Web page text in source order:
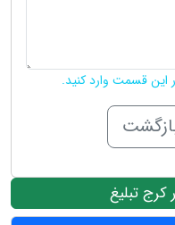
قسمت وارد کنید.
تبلیغ